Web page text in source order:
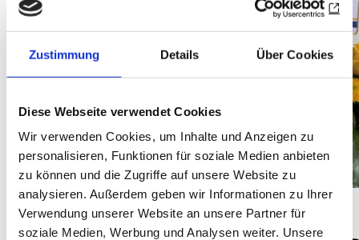
Zustimmung Details Über Cookies
Diese Webseite verwendet Cookies
Wir verwenden Cookies, um Inhalte und Anzeigen zu
personalisieren, Funktionen für soziale Medien anbieten
zu können und die Zugriffe auf unsere Website zu
analysieren. Außerdem geben wir Informationen zu Ihrer
Verwendung unserer Website an unsere Partner für
soziale Medien, Werbung und Analysen weiter. Unsere
DISTRIKT 1950 DISTRIKT 1841